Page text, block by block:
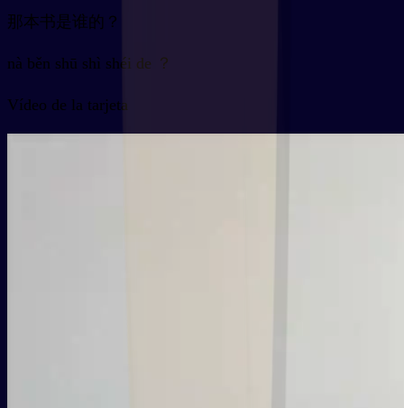
那本书是谁的？
nà běn shū shì shéi de ？
Vídeo de la tarjeta